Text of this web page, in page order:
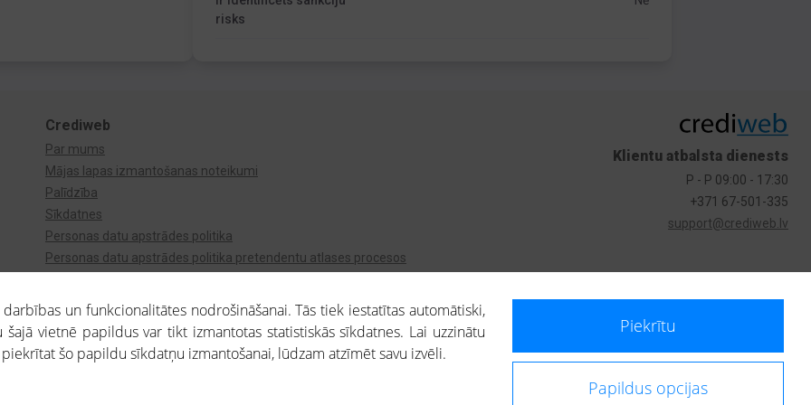
risks
Crediweb
Par mums
Mājas lapas izmantošanas noteikumi
Palīdzība
Sīkdatnes
Personas datu apstrādes politika
Personas datu apstrādes politika pretendentu atlases procesos
Klientu atbalsta dienests
P - P 09:00 - 17:30
+371 67-501-335
support@crediweb.lv
ietvaros saņemtajai informācijai ir uzziņas raksturs, un tai nav juridiska spēka. Portāla lietotājs, izmantojot portālā saņemto informāciju, ir atbildīgs par fizisko
un funkcionalitātes nodrošināšanai. Tās tiek iestatītas automātiski,
vietnē papildus var tikt izmantotas statistiskās sīkdatnes. Lai uzzinātu
piekrītat šo papildu sīkdatņu izmantošanai, lūdzam atzīmēt savu izvēli.
Piekrītu
Papildus opcijas